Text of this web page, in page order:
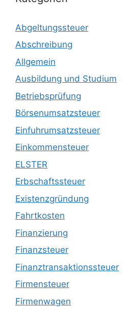
Abgeltungssteuer
Abschreibung
Allgemein
Ausbildung und Studium
Betriebsprüfung
Börsenumsatzsteuer
Einfuhrumsatzsteuer
Einkommensteuer
ELSTER
Erbschaftssteuer
Existenzgründung
Fahrtkosten
Finanzierung
Finanzsteuer
Finanztransaktionssteuer
Firmensteuer
Firmenwagen